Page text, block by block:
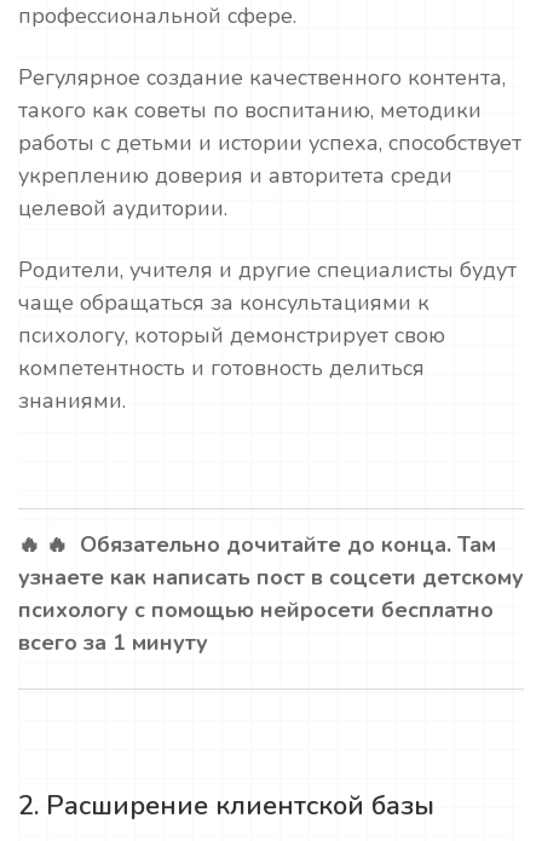
профессиональной сфере.
Регулярное создание качественного контента,
такого как советы по воспитанию, методики
работы с детьми и истории успеха, способствует
укреплению доверия и авторитета среди
целевой аудитории.
Родители, учителя и другие специалисты будут
чаще обращаться за консультациями к
психологу, который демонстрирует свою
компетентность и готовность делиться
знаниями.
🔥 🔥 Обязательно дочитайте до конца. Там
узнаете как написать пост в соцсети детскому
психологу с помощью нейросети бесплатно
всего за 1 минуту
2. Расширение клиентской базы